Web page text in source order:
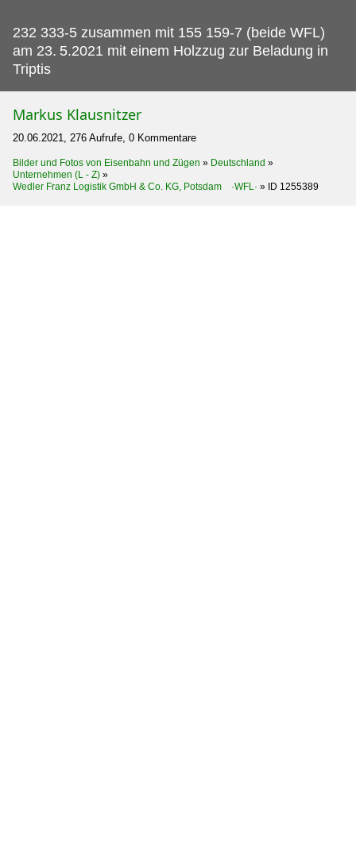
232 333-5 zusammen mit 155 159-7 (beide WFL)
am 23. 5.2021 mit einem Holzzug zur Beladung in
Triptis
Markus Klausnitzer
20.06.2021, 276 Aufrufe, 0 Kommentare
Bilder und Fotos von Eisenbahn und Zügen » Deutschland »
Unternehmen (L - Z) »
Wedler Franz Logistik GmbH & Co. KG, Potsdam ·WFL· » ID 1255389